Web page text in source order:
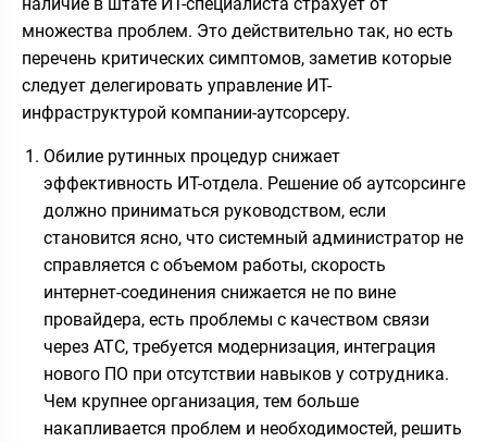
множества проблем. Это действительно так, но есть
перечень критических симптомов, заметив которые
следует делегировать управление ИТ-
инфраструктурой компании-аутсорсеру.
Обилие рутинных процедур снижает
эффективность ИТ-отдела. Решение об аутсорсинге
должно приниматься руководством, если
становится ясно, что системный администратор не
справляется с объемом работы, скорость
интернет-соединения снижается не по вине
провайдера, есть проблемы с качеством связи
через АТС, требуется модернизация, интеграция
нового ПО при отсутствии навыков у сотрудника.
Чем крупнее организация, тем больше
накапливается проблем и необходимостей, решить